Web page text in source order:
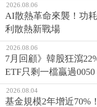
2026.08.06
AI散熱革命來襲！功
利散熱新戰場
2026.08.06
7月回顧》韓股狂瀉
ETF只剩一檔贏過0050
2026.08.04
基金規模2年增近70%